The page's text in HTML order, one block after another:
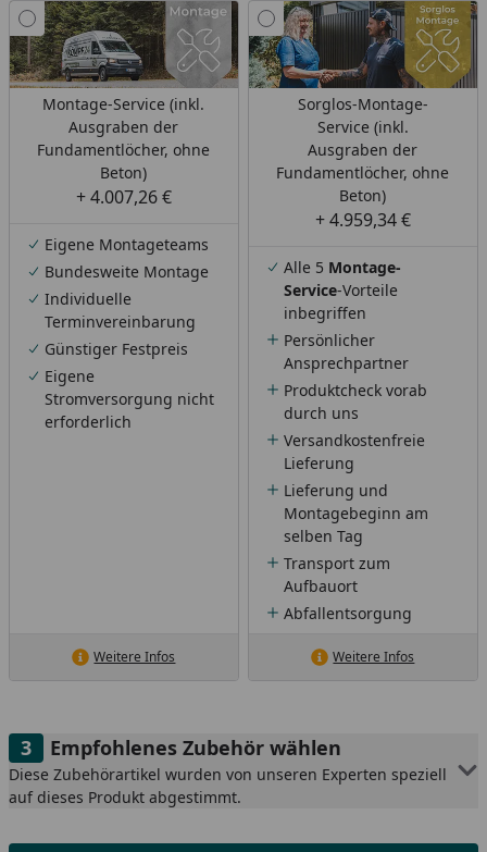
Montage-Service (inkl.
Ausgraben der
Fundamentlöcher, ohne
Beton)
+ 4.007,26 €
Eigene Montageteams
Bundesweite Montage
Individuelle
Terminvereinbarung
Günstiger Festpreis
Eigene
Stromversorgung nicht
erforderlich
Weitere Infos
Sorglos-Montage-
Service (inkl.
Ausgraben der
Fundamentlöcher, ohne
Beton)
+ 4.959,34 €
Alle 5 Montage-
Service-Vorteile
inbegriffen
Persönlicher
Ansprechpartner
Produktcheck vorab
durch uns
Versandkostenfreie
Lieferung
Lieferung und
Montagebeginn am
selben Tag
Transport zum
Aufbauort
Abfallentsorgung
Weitere Infos
Empfohlenes Zubehör wählen
Diese Zubehörartikel wurden von unseren Experten speziell
auf dieses Produkt abgestimmt.